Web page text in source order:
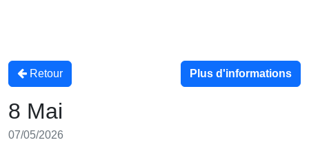
Retour Plus d'informations
8 Mai
07/05/2026